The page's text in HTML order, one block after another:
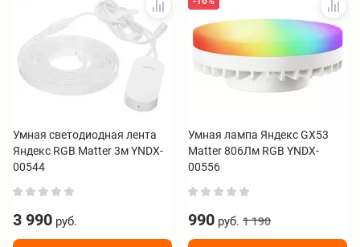
Умная светодиодная лента
Яндекс RGB Matter 3м YNDX-
00544
3 990 руб.
Умная лампа Яндекс GX53
Matter 806Лм RGB YNDX-
00556
990 руб. 1 190